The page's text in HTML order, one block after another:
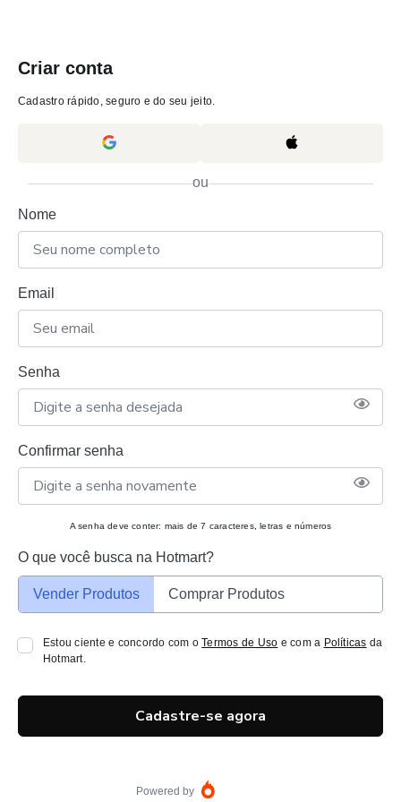
Criar conta
Cadastro rápido, seguro e do seu jeito.
ou
Nome
Email
Senha
Confirmar senha
A senha deve conter: mais de 7 caracteres, letras e números
O que você busca na Hotmart?
Vender Produtos Comprar Produtos
Estou ciente e concordo com oTermos de Uso e com a Políticas da
Hotmart.
Cadastre-se agora
Powered by